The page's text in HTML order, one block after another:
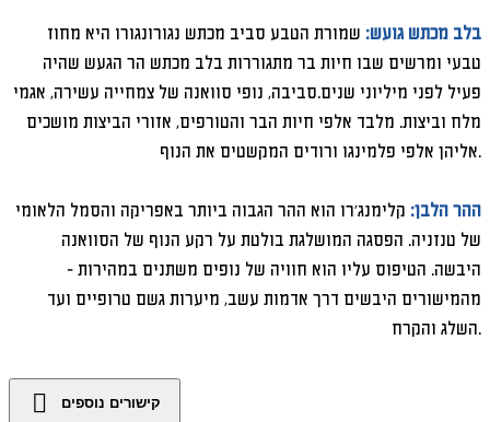
בלב מכתש גועש: שמורת הטבע סביב מכתש נגורונגורו היא מחוז
טבעי ומרשים שבו חיות בר מתגוררות בלב מכתש הר הגעש שהיה
פעיל לפני מיליוני שנים.סביבה, נופי סוואנה של צמחייה עשירה, אגמי
מלח וביצות. מלבד אלפי חיות הבר והטורפים, אזורי הביצות מושכים
אליהן אלפי פלמינגו ורודים המקשטים את הנוף.
ההר הלבן: קלימנג'רו הוא ההר הגבוה ביותר באפריקה והסמל הלאומי
של טנזניה. הפסגה המושלגת בולטת על רקע הנוף של הסוואנה
היבשה. הטיפוס עליו הוא חוויה של נופים משתנים במהירות -
מהמישורים היבשים דרך אדמות עשב, מיערות גשם טרופיים ועד
השלג והקרח.
קישורים נוספים